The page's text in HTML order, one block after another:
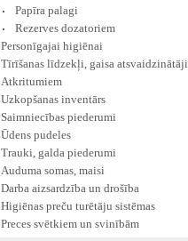
Papīra palagi
Rezerves dozatoriem
Personīgajai higiēnai
Tīrīšanas līdzekļi, gaisa atsvaidzinātāji
Atkritumiem
Uzkopšanas inventārs
Saimniecības piederumi
Ūdens pudeles
Trauki, galda piederumi
Auduma somas, maisi
Darba aizsardzība un drošība
Higiēnas preču turētāju sistēmas
Preces svētkiem un svinībām